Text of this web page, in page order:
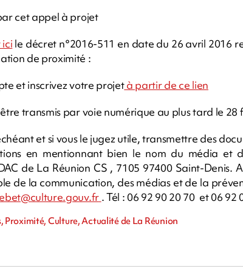
cet appel à projet
le décret n°2016-511 en date du 26 avril 2016
de proximité :
et inscrivez votre projetà partir de ce lien
transmis par voie numérique au plus tard le 28
et si vous le jugez utile, transmettre des
en mentionnant bien le nom du média
de La Réunion CS , 7105 97400 Saint-Denis.
de la communication, des médias et de la
. Tél : 06 92 90 20 70 et 06 92
Proximité, Culture, Actualité de La Réunion